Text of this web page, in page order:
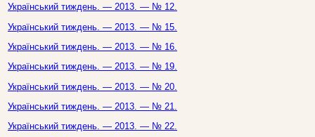
Український тиждень. — 2013. — № 12.
Український тиждень. — 2013. — № 15.
Український тиждень. — 2013. — № 16.
Український тиждень. — 2013. — № 19.
Український тиждень. — 2013. — № 20.
Український тиждень. — 2013. — № 21.
Український тиждень. — 2013. — № 22.